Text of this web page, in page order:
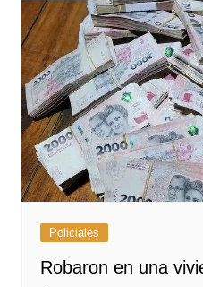
Policiales
Robaron en una